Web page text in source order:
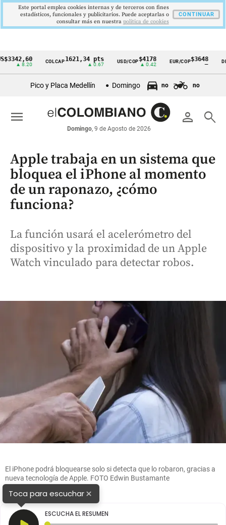
Cintillo
económicos
Colombia
COLCAP1621,34 pts USD/COP$4178
▲ 0.42
EUR/COP$3648
—
Pico y Placa Medellín Domingo no no
person search
Domingo, 9 de Agosto de 2026
menu
Apple trabaja en un sistema que
bloquea el iPhone al momento
de un raponazo, ¿cómo
funciona?
La función usará el acelerómetro del
dispositivo y la proximidad de un Apple
Watch vinculado para detectar robos.
El iPhone podrá bloquearse solo si detecta que lo robaron, gracias a
nueva tecnología de Apple. FOTO Edwin Bustamante
Toca para escuchar×
ESCUCHA EL RESUMEN
Este portal emplea cookies internas y de terceros con fines
estadísticos, funcionales y publicitarios. Puede aceptarlas o
consultar más en nuestra politica de cookies
CONTINUAR